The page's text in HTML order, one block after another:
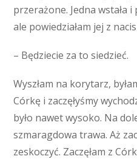
przerażone. Jedna wstała i
ale powiedziałam jej z
– Będziecie za to siedzieć.
Wyszłam na korytarz,
Córkę i zaczęłyśmy
było nawet wysoko. Na
szmaragdowa trawa. Aż
zeskoczyć. Zaczęłam z